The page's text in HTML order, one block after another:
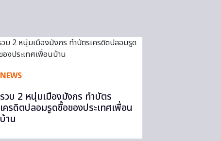
NEWS
รวบ 2 หนุ่มเมืองมังกร ทำบัตร
เครดิตปลอมรูดซื้อของประเทศเพื่อน
บ้าน